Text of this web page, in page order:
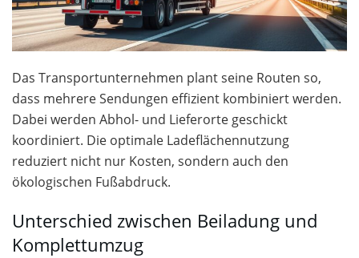
Das Transportunternehmen plant seine Routen so,
dass mehrere Sendungen effizient kombiniert werden.
Dabei werden Abhol- und Lieferorte geschickt
koordiniert. Die optimale Ladeflächennutzung
reduziert nicht nur Kosten, sondern auch den
ökologischen Fußabdruck.
Unterschied zwischen Beiladung und
Komplettumzug